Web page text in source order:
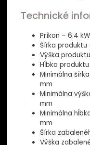
Technické
Príkon – 6.4 kW
Šírka produktu
Výška
Hĺbka produktu
Minimálna
mm
Minimálna
mm
Minimálna
mm
Šírka
Výška